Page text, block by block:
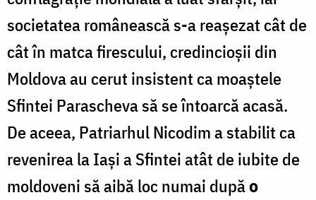
societatea românească s-a reașezat cât de
cât în matca firescului, credincioşii din
Moldova au cerut insistent ca moaştele
Sfintei Parascheva să se întoarcă acasă.
De aceea, Patriarhul Nicodim a stabilit ca
revenirea la Iași a Sfintei atât de iubite de
moldoveni să aibă loc numai dupăo